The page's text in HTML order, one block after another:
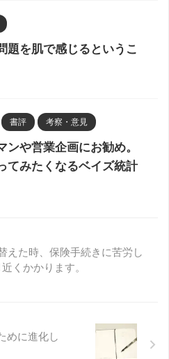
題を肌で感じるというこ
書評 考察・意見
ンや営業企画にお勧め。
てみたくなるベイズ統計
えた時、保険手続きに苦労し
くかかります。
めに進化し